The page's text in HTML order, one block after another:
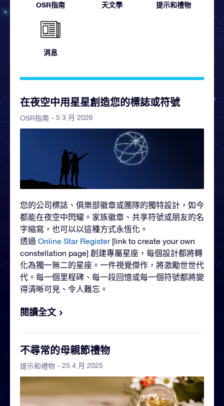
OSR指南 天文學 提示和禮物
消息
在夜空中用星星創造您的標誌或符號
OSR指南 - 5 3 月 2026
您的公司標誌、俱樂部徽章或團隊的獨特設計，如今
都能在夜空中閃耀。家族徽章、共享符號或朋友的名
字縮寫，也可以以這種方式永恆化。
透過 Online Star Register[link to create your own
constellation page] 創建專屬星座，每個設計都將轉
化為獨一無二的星座。一件視覺傑作，將激勵世世代
代。每一個里程碑、每一段回憶或每一個符號都將變
得清晰可見、令人難忘。
閱讀全文
不尋常的母親節禮物
提示和禮物 - 25 4 月 2025